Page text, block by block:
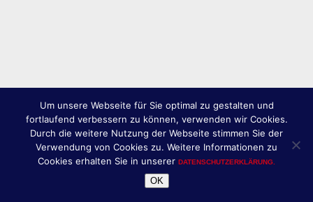
Um unsere Webseite für Sie optimal zu gestalten und
fortlaufend verbessern zu können, verwenden wir Cookies.
Durch die weitere Nutzung der Webseite stimmen Sie der
Verwendung von Cookies zu. Weitere Informationen zu
Cookies erhalten Sie in unserer DATENSCHUTZERKLÄRUNG.
OK